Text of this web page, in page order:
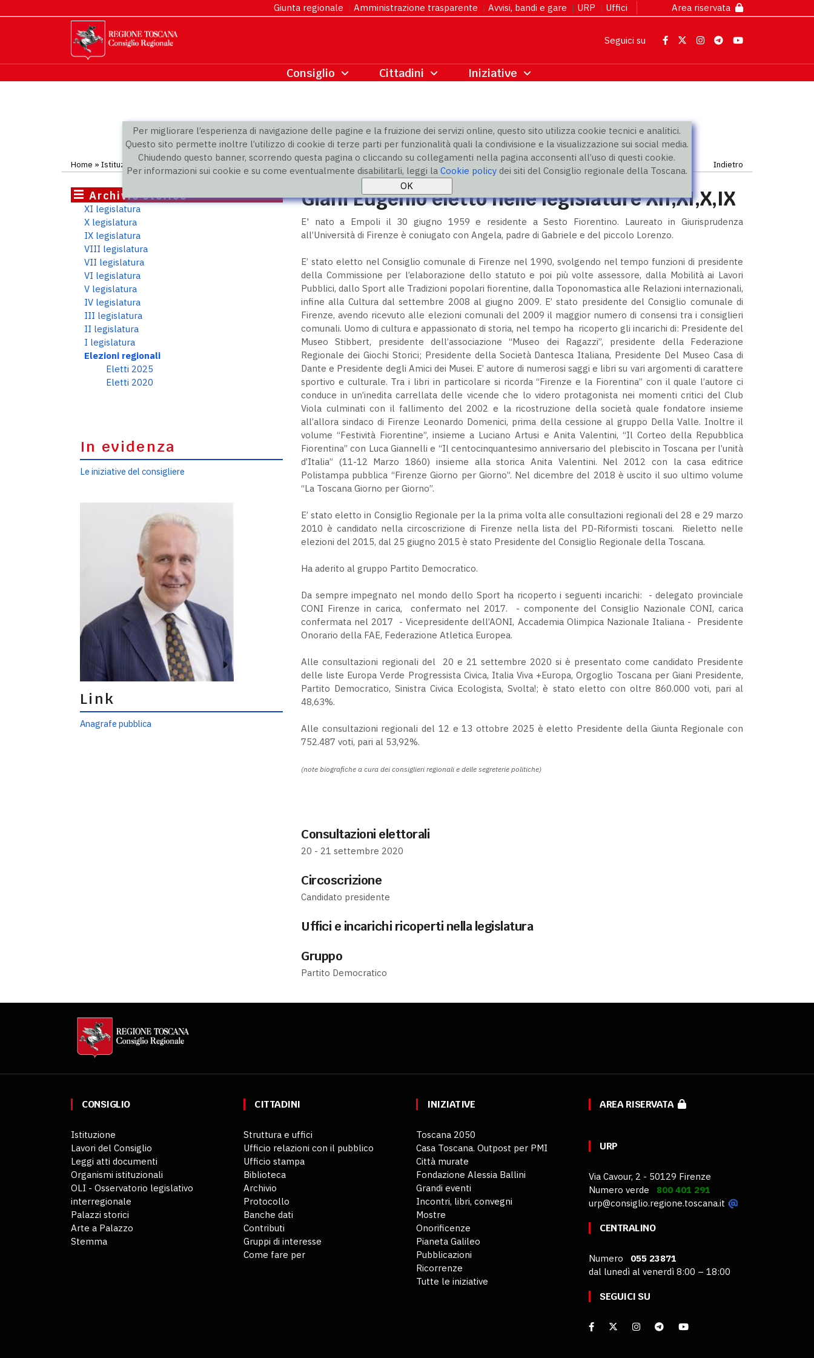
Per migliorare l’esperienza di navigazione delle pagine e la fruizione dei servizi online, questo sito utilizza cookie tecnici e analitici.
Questo sito permette inoltre l’utilizzo di cookie di terze parti per funzionalità quali la condivisione e la visualizzazione sui social media.
Chiudendo questo banner, scorrendo questa pagina o cliccando su collegamenti nella pagina acconsenti all’uso di questi cookie.
Per informazioni sui cookie e su come eventualmente disabilitarli, leggi la Cookie policydei siti del Consiglio regionale della Toscana.
Giunta regionale | Amministrazione trasparente | Avvisi, bandi e gare | URP | Uffici Area riservata
Seguici su
Home » Istituzione»Elezioni regionali»Elenco completo degli eletti Indietro
Archivio storico
XI legislatura
X legislatura
IX legislatura
VIII legislatura
VII legislatura
VI legislatura
V legislatura
IV legislatura
III legislatura
II legislatura
I legislatura
Elezioni regionali
Eletti 2025
Eletti 2020
In evidenza
Le iniziative del consigliere
Link
Anagrafe pubblica
Giani Eugenio eletto nelle legislature XII,XI,X,IX
E' nato a Empoli il 30 giugno 1959 e residente a Sesto Fiorentino. Laureato in Giurisprudenza
all’Università di Firenze è coniugato con Angela, padre di Gabriele e del piccolo Lorenzo.
E’ stato eletto nel Consiglio comunale di Firenze nel 1990, svolgendo nel tempo funzioni di presidente
della Commissione per l’elaborazione dello statuto e poi più volte assessore, dalla Mobilità ai Lavori
Pubblici, dallo Sport alle Tradizioni popolari fiorentine, dalla Toponomastica alle Relazioni internazionali,
infine alla Cultura dal settembre 2008 al giugno 2009. E’ stato presidente del Consiglio comunale di
Firenze, avendo ricevuto alle elezioni comunali del 2009 il maggior numero di consensi tra i consiglieri
comunali. Uomo di cultura e appassionato di storia, nel tempo ha ricoperto gli incarichi di: Presidente del
Museo Stibbert, presidente dell’associazione “Museo dei Ragazzi”, presidente della Federazione
Regionale dei Giochi Storici; Presidente della Società Dantesca Italiana, Presidente Del Museo Casa di
Dante e Presidente degli Amici dei Musei. E’ autore di numerosi saggi e libri su vari argomenti di carattere
sportivo e culturale. Tra i libri in particolare si ricorda “Firenze e la Fiorentina” con il quale l’autore ci
conduce in un’inedita carrellata delle vicende che lo videro protagonista nei momenti critici del Club
Viola culminati con il fallimento del 2002 e la ricostruzione della società quale fondatore insieme
all’allora sindaco di Firenze Leonardo Domenici, prima della cessione al gruppo Della Valle. Inoltre il
volume “Festività Fiorentine”, insieme a Luciano Artusi e Anita Valentini, “Il Corteo della Repubblica
Fiorentina” con Luca Giannelli e “Il centocinquantesimo anniversario del plebiscito in Toscana per l’unità
d’Italia” (11-12 Marzo 1860) insieme alla storica Anita Valentini. Nel 2012 con la casa editrice
Polistampa pubblica “Firenze Giorno per Giorno”. Nel dicembre del 2018 è uscito il suo ultimo volume
“La Toscana Giorno per Giorno”.
E’ stato eletto in Consiglio Regionale per la la prima volta alle consultazioni regionali del 28 e 29 marzo
2010 è candidato nella circoscrizione di Firenze nella lista del PD-Riformisti toscani. Rieletto nelle
elezioni del 2015, dal 25 giugno 2015 è stato Presidente del Consiglio Regionale della Toscana.
Ha aderito al gruppo Partito Democratico.
Da sempre impegnato nel mondo dello Sport ha ricoperto i seguenti incarichi: - delegato provinciale
CONI Firenze in carica, confermato nel 2017. - componente del Consiglio Nazionale CONI, carica
confermata nel 2017 - Vicepresidente dell’AONI, Accademia Olimpica Nazionale Italiana - Presidente
Onorario della FAE, Federazione Atletica Europea.
Alle consultazioni regionali del 20 e 21 settembre 2020 si è presentato come candidato Presidente
delle liste Europa Verde Progressista Civica, Italia Viva +Europa, Orgoglio Toscana per Giani Presidente,
Partito Democratico, Sinistra Civica Ecologista, Svolta!; è stato eletto con oltre 860.000 voti, pari al
48,63%.
Alle consultazioni regionali del 12 e 13 ottobre 2025 è eletto Presidente della Giunta Regionale con
752.487 voti, pari al 53,92%.
(note biografiche a cura dei consiglieri regionali e delle segreterie politiche)
Consultazioni elettorali
20 - 21 settembre 2020
Circoscrizione
Candidato presidente
Uffici e incarichi ricoperti nella legislatura
Gruppo
Partito Democratico
CONSIGLIO
Istituzione
Lavori del Consiglio
Leggi atti documenti
Organismi istituzionali
OLI - Osservatorio legislativo
interregionale
Palazzi storici
Arte a Palazzo
Stemma
CITTADINI
Struttura e uffici
Ufficio relazioni con il pubblico
Ufficio stampa
Biblioteca
Archivio
Protocollo
Banche dati
Contributi
Gruppi di interesse
Come fare per
INIZIATIVE
Toscana 2050
Casa Toscana. Outpost per PMI
Città murate
Fondazione Alessia Ballini
Grandi eventi
Incontri, libri, convegni
Mostre
Onorificenze
Pianeta Galileo
Pubblicazioni
Ricorrenze
Tutte le iniziative
AREA RISERVATA
URP
Via Cavour, 2 - 50129 Firenze
Numero verde 800 401 291
urp@consiglio.regione.toscana.it
CENTRALINO
Numero 055 23871
dal lunedì al venerdì 8:00 – 18:00
SEGUICI SU